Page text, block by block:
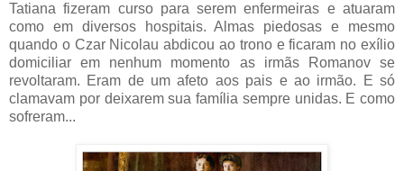
Tatiana fizeram curso para serem enfermeiras e atuaram
como em diversos hospitais. Almas piedosas e mesmo
quando o Czar Nicolau abdicou ao trono e ficaram no exílio
domiciliar em nenhum momento as irmãs Romanov se
revoltaram. Eram de um afeto aos pais e ao irmão. E só
clamavam por deixarem sua família sempre unidas. E como
sofreram...